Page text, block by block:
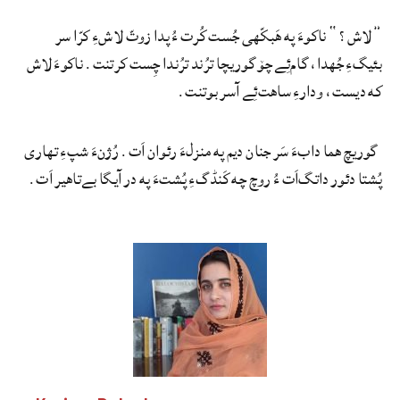
”لاش؟“ ناکوءَ په هَبکّهی جُست کُرت ءُ پدا زوتّ لاشءِ کرّا سر
بئیگءِ جُهدا، گام‌ئِے چۆ گوریچا ترُند ترُندا چِست کرتنت. ناکوءَ لاش
که دیست، ودارءِ ساهت‌ئِے آسر بوتنت.
گوریچ هما دابءَ سَر جنان دیم په منزلءَ رئوان اَت. رُژنءَ شپءِ تهاری
پُشتا دئور داتگ‌اَت ءُ روچ چه کَنڈگءِ پُشتءَ په در آیگا بےتاهیر اَت.